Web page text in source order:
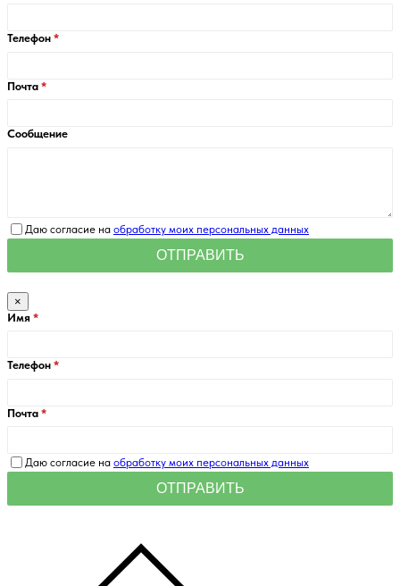
Телефон
Почта
Сообщение
Даю согласие на обработку моих персональных данных
×
Имя
Телефон
Почта
Даю согласие на обработку моих персональных данных